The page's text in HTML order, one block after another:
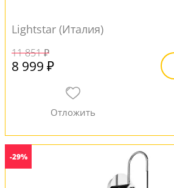
Lightstar (Италия)
11 851 ₽
8 999 ₽
-29%